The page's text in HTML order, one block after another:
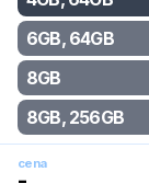
6GB, 64GB
8GB
8GB, 256GB
cena
-